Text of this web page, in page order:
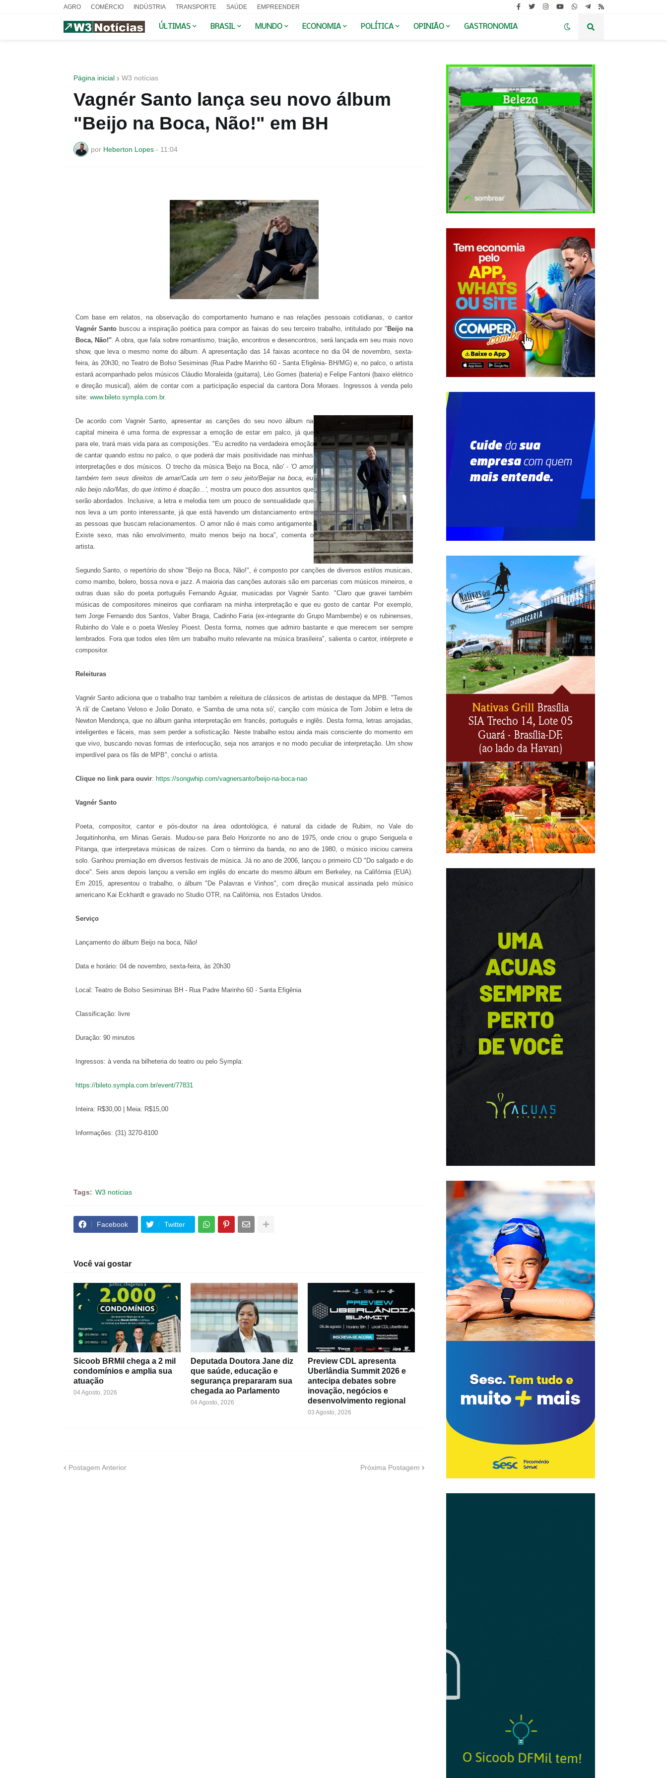
AGRO COMÉRCIO INDÚSTRIA TRANSPORTE SAÚDE EMPREENDER
ÚLTIMAS BRASIL MUNDO ECONOMIA POLÍTICA OPINIÃO GASTRONOMIA
Página inicial W3 notícias
Vagnér Santo lança seu novo álbum
"Beijo na Boca, Não!" em BH
por Heberton Lopes - 11:04
Com base em relatos, na observação do comportamento humano e nas relações pessoais cotidianas, o cantor
Vagnér Santo buscou a inspiração poética para compor as faixas do seu terceiro trabalho, intitulado por " Beijo na
Boca, Não!". A obra, que fala sobre romantismo, traição, encontros e desencontros, será lançada em seu mais novo
show, que leva o mesmo nome do álbum. A apresentação das 14 faixas acontece no dia 04 de novembro, sexta-
feira, às 20h30, no Teatro de Bolso Sesiminas (Rua Padre Marinho 60 - Santa Efigênia- BH/MG) e, no palco, o artista
estará acompanhado pelos músicos Cláudio Moraleida (guitarra), Léo Gomes (bateria) e Felipe Fantoni (baixo elétrico
e direção musical), além de contar com a participação especial da cantora Dora Moraes. Ingressos à venda pelo
site: www.bileto.sympla.com.br.
De acordo com Vagnér Santo, apresentar as canções do seu novo álbum na
capital mineira é uma forma de expressar a emoção de estar em palco, já que
para ele, trará mais vida para as composições. "Eu acredito na verdadeira emoção
de cantar quando estou no palco, o que poderá dar mais positividade nas minhas
interpretações e dos músicos. O trecho da música 'Beijo na Boca, não' - 'O amor
também tem seus direitos de amar/Cada um tem o seu jeito/Beijar na boca, eu
não beijo não/Mas, do que íntimo é doação...', mostra um pouco dos assuntos que
serão abordados. Inclusive, a letra e melodia tem um pouco de sensualidade que
nos leva a um ponto interessante, já que está havendo um distanciamento entre
as pessoas que buscam relacionamentos. O amor não é mais como antigamente.
Existe sexo, mas não envolvimento, muito menos beijo na boca", comenta o
artista.
Segundo Santo, o repertório do show "Beijo na Boca, Não!", é composto por canções de diversos estilos musicais,
como mambo, bolero, bossa nova e jazz. A maioria das canções autorais são em parcerias com músicos mineiros, e
outras duas são do poeta português Fernando Aguiar, musicadas por Vagnér Santo. "Claro que gravei também
músicas de compositores mineiros que confiaram na minha interpretação e que eu gosto de cantar. Por exemplo,
tem Jorge Fernando dos Santos, Valter Braga, Cadinho Faria (ex-integrante do Grupo Mambembe) e os rubinenses,
Rubinho do Vale e o poeta Wesley Pioest. Desta forma, nomes que admiro bastante e que merecem ser sempre
lembrados. Fora que todos eles têm um trabalho muito relevante na música brasileira", salienta o cantor, intérprete e
compositor.
Releituras
Vagnér Santo adiciona que o trabalho traz também a releitura de clássicos de artistas de destaque da MPB. "Temos
'A rã' de Caetano Veloso e João Donato, e 'Samba de uma nota só', canção com música de Tom Jobim e letra de
Newton Mendonça, que no álbum ganha interpretação em francês, português e inglês. Desta forma, letras arrojadas,
inteligentes e fáceis, mas sem perder a sofisticação. Neste trabalho estou ainda mais consciente do momento em
que vivo, buscando novas formas de interlocução, seja nos arranjos e no modo peculiar de interpretação. Um show
imperdível para os fãs de MPB", conclui o artista.
Clique no link para ouvir: https://songwhip.com/vagnersanto/beijo-na-boca-nao
Vagnér Santo
Poeta, compositor, cantor e pós-doutor na área odontológica, é natural da cidade de Rubim, no Vale do
Jequitinhonha, em Minas Gerais. Mudou-se para Belo Horizonte no ano de 1975, onde criou o grupo Seriguela e
Pitanga, que interpretava músicas de raízes. Com o término da banda, no ano de 1980, o músico iniciou carreira
solo. Ganhou premiação em diversos festivais de música. Já no ano de 2006, lançou o primeiro CD "Do salgado e do
doce". Seis anos depois lançou a versão em inglês do encarte do mesmo álbum em Berkeley, na Califórnia (EUA).
Em 2015, apresentou o trabalho, o álbum "De Palavras e Vinhos", com direção musical assinada pelo músico
americano Kai Eckhardt e gravado no Studio OTR, na Califórnia, nos Estados Unidos.
Serviço
Lançamento do álbum Beijo na boca, Não!
Data e horário: 04 de novembro, sexta-feira, às 20h30
Local: Teatro de Bolso Sesiminas BH - Rua Padre Marinho 60 - Santa Efigênia
Classificação: livre
Duração: 90 minutos
Ingressos: à venda na bilheteria do teatro ou pelo Sympla:
https://bileto.sympla.com.br/event/77831
Inteira: R$30,00 | Meia: R$15,00
Informações: (31) 3270-8100
Tags: W3 notícias
Facebook Twitter
Você vai gostar
Sicoob BRMil chega a 2 mil
condomínios e amplia sua
atuação
04 Agosto, 2026
Deputada Doutora Jane diz
que saúde, educação e
segurança prepararam sua
chegada ao Parlamento
04 Agosto, 2026
Preview CDL apresenta
Uberlândia Summit 2026 e
antecipa debates sobre
inovação, negócios e
desenvolvimento regional
03 Agosto, 2026
Postagem Anterior Próxima Postagem